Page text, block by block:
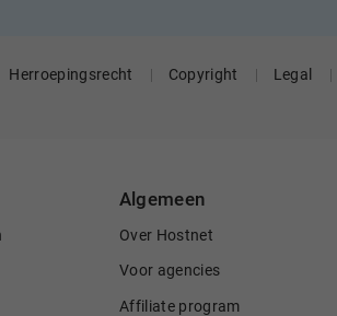
Herroepingsrecht Copyright
Legal
Algemeen
Over Hostnet
Voor agencies
Affiliate program